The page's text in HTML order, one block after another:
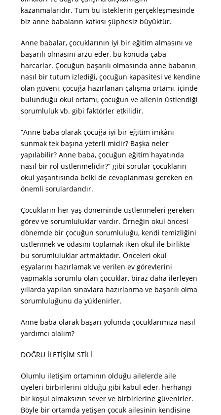
kazanmalarıdır. Tüm bu isteklerin gerçekleşmesinde
biz anne babaların katkısı şüphesiz büyüktür.
Anne babalar, çocuklarının iyi bir eğitim almasını ve
başarılı olmasını arzu eder, bu konuda çaba
harcarlar. Çocuğun başarılı olmasında anne babanın
nasıl bir tutum izlediği, çocuğun kapasitesi ve kendine
olan güveni, çocuğa hazırlanan çalışma ortamı, içinde
bulunduğu okul ortamı, çocuğun ve ailenin üstlendiği
sorumluluk vb. gibi faktörler etkilidir.
“Anne baba olarak çocuğa iyi bir eğitim imkânı
sunmak tek başına yeterli midir? Başka neler
yapılabilir? Anne baba, çocuğun eğitim hayatında
nasıl bir rol üstlenmelidir?” gibi sorular çocukların
okul yaşantısında belki de cevaplanması gereken en
önemli sorulardandır.
Çocukların her yaş döneminde üstlenmeleri gereken
görev ve sorumluluklar vardır. Örneğin okul öncesi
dönemde bir çocuğun sorumluluğu, kendi temizliğini
üstlenmek ve odasını toplamak iken okul ile birlikte
bu sorumluluklar artmaktadır. Önceleri okul
eşyalarını hazırlamak ve verilen ev görevlerini
yapmakla sorumlu olan çocuklar, biraz daha ilerleyen
yıllarda yapılan sınavlara hazırlanma ve başarılı olma
sorumluluğunu da yüklenirler.
Anne baba olarak başarı yolunda çocuklarımıza nasıl
yardımcı olalım?
DOĞRU İLETİŞİM STİLİ
Olumlu iletişim ortamının olduğu ailelerde aile
üyeleri birbirlerini olduğu gibi kabul eder, herhangi
bir koşul olmaksızın sever ve birbirlerine güvenirler.
Böyle bir ortamda yetişen çocuk ailesinin kendisine